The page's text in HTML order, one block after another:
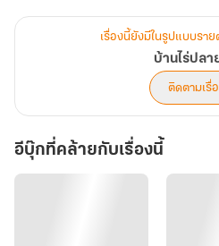
เรื่องนี้ยังมีในรูปแบบรา
บ้านไร่ปลา
ติดตามเรื่
อีบุ๊กที่คล้ายกับเรื่องนี้